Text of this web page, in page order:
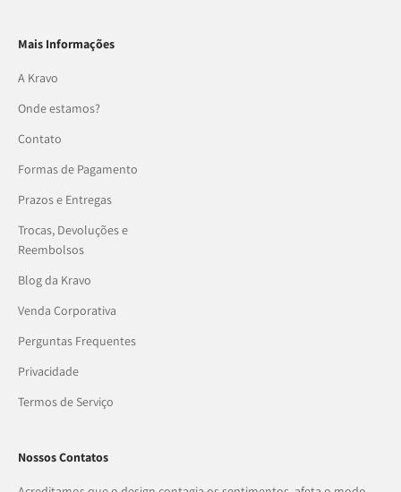
Mais Informações
A Kravo
Onde estamos?
Contato
Formas de Pagamento
Prazos e Entregas
Trocas, Devoluções e
Reembolsos
Blog da Kravo
Venda Corporativa
Perguntas Frequentes
Privacidade
Termos de Serviço
Nossos Contatos